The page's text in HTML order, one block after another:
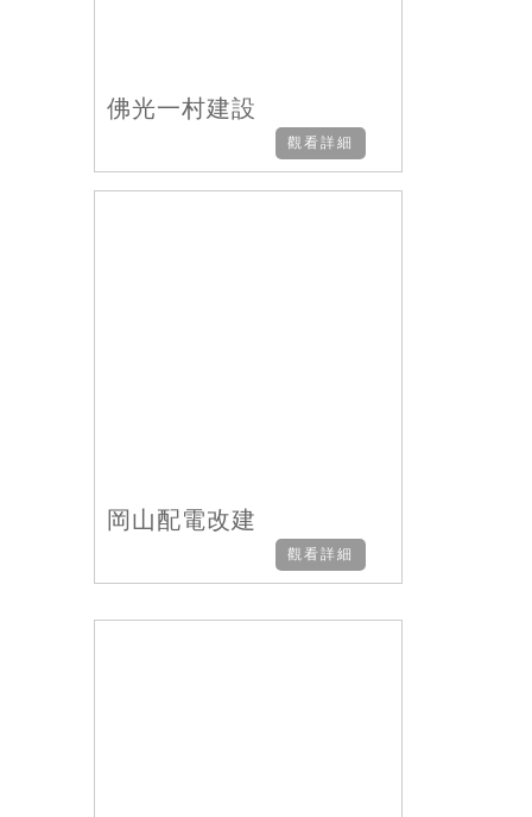
佛光一村建設
觀看詳細
岡山配電改建
觀看詳細